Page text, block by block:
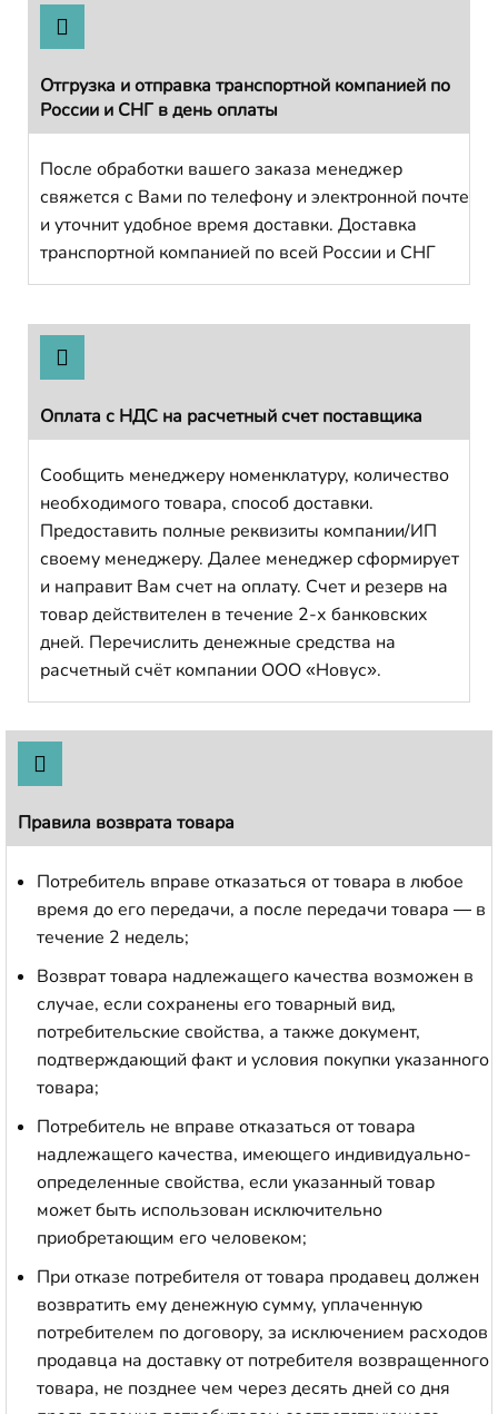
Отгрузка и отправка транспортной компанией по
России и СНГ в день оплаты
После обработки вашего заказа менеджер
свяжется с Вами по телефону и электронной почте
и уточнит удобное время доставки. Доставка
транспортной компанией по всей России и СНГ
Оплата с НДС на расчетный счет поставщика
Сообщить менеджеру номенклатуру, количество
необходимого товара, способ доставки.
Предоставить полные реквизиты компании/ИП
своему менеджеру. Далее менеджер сформирует
и направит Вам счет на оплату. Счет и резерв на
товар действителен в течение 2-х банковских
дней. Перечислить денежные средства на
расчетный счёт компании ООО «Новус».
Правила возврата товара
Потребитель вправе отказаться от товара в любое
время до его передачи, а после передачи товара — в
течение 2 недель;
Возврат товара надлежащего качества возможен в
случае, если сохранены его товарный вид,
потребительские свойства, а также документ,
подтверждающий факт и условия покупки указанного
товара;
Потребитель не вправе отказаться от товара
надлежащего качества, имеющего индивидуально-
определенные свойства, если указанный товар
может быть использован исключительно
приобретающим его человеком;
При отказе потребителя от товара продавец должен
возвратить ему денежную сумму, уплаченную
потребителем по договору, за исключением расходов
продавца на доставку от потребителя возвращенного
товара, не позднее чем через десять дней со дня